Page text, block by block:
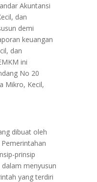
Akuntansi
dan
demi
keuangan
dan
ini
No 20
Mikro, Kecil,
dibuat oleh
prinsip
menyusun
yang terdiri